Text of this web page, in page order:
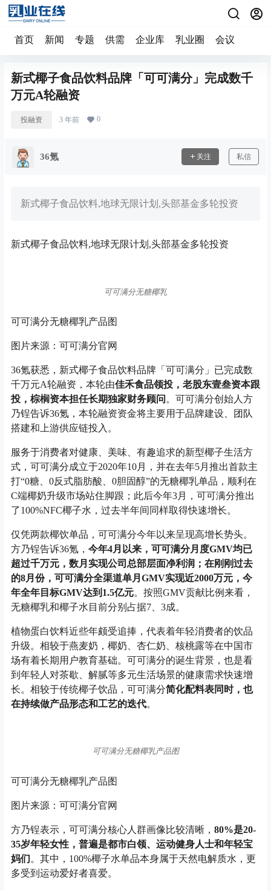
首页 新闻 专题 供需 企业库 乳业圈 会议
新式椰子食品饮料品牌「可可满分」完成数千
万元A轮融资
投融资 3 年前 0
36氪 关注 私信
新式椰子食品饮料,地球无限计划,头部基金多轮投资
新式椰子食品饮料,地球无限计划,头部基金多轮投资
可可满分无糖椰乳
可可满分无糖椰乳产品图
图片来源：可可满分官网
36氪获悉，新式椰子食品饮料品牌「可可满分」已完成数
千万元A轮融资，本轮由佳禾食品领投，老股东壹叁资本跟
投，棕榈资本担任长期独家财务顾问 。可可满分创始人方
乃锃告诉36氪，本轮融资资金将主要用于品牌建设、团队
搭建和上游供应链投入。
服务于消费者对健康、美味、有趣追求的新型椰子生活方
式，可可满分成立于2020年10月，并在去年5月推出首款主
打“0糖、0反式脂肪酸、0胆固醇”的无糖椰乳单品，顺利在
C端椰奶升级市场站住脚跟；此后今年3月，可可满分推出
了100%NFC椰子水，过去半年间同样取得快速增长。
仅凭两款椰饮单品，可可满分今年以来呈现高增长势头。
方乃锃告诉36氪， 今年4月以来，可可满分月度GMV均已
超过千万元，数月实现公司总部层面净利润；在刚刚过去
的8月份，可可满分全渠道单月GMV实现近2000万元，今
年全年目标GMV达到1.5亿元。按照GMV贡献比例来看，
无糖椰乳和椰子水目前分别占据7、3成。
植物蛋白饮料近些年颇受追捧，代表着年轻消费者的饮品
升级。相较于燕麦奶，椰奶、杏仁奶、核桃露等在中国市
场有着长期用户教育基础。可可满分的诞生背景，也是看
到年轻人对茶歇、解腻等多元生活场景的健康需求快速增
长。相较于传统椰子饮品，可可满分简化配料表同时，也
在持续做产品形态和工艺的迭代。
可可满分无糖椰乳产品图
可可满分无糖椰乳产品图
图片来源：可可满分官网
方乃锃表示，可可满分核心人群画像比较清晰， 80%是20-
35岁年轻女性，普遍是都市白领、运动健身人士和年轻宝
妈们 。其中，100%椰子水单品本身属于天然电解质水，更
多受到运动爱好者喜爱。